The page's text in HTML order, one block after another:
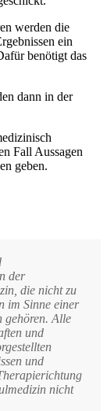
werden die
ein
benötigt das
dann in der
Fall Aussagen
geben.
der
die nicht zu
im Sinne einer
gehören. Alle
und
und
nicht